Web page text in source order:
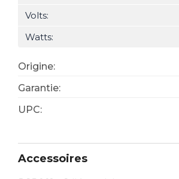
Volts:
Watts:
Origine:
Garantie:
UPC:
Accessoires